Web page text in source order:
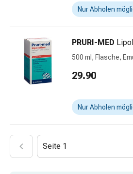
Reinigungs-
Accessoires
Kosmetiktücher
Nachtcreme
Gesichtskuren
Gesichtswasser
Gesichtsöl
&
Zubehör
Für
Nur Abholen
PRURI-MED
500 ml, Flasche,
29.90
Nur Abholen
Seite 1